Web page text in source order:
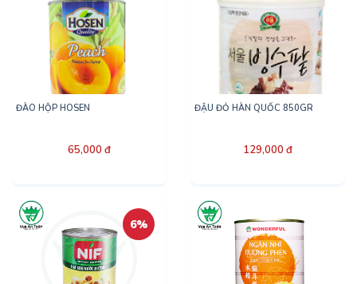
ĐÀO HỘP HOSEN
65,000 đ
ĐẬU ĐỎ HÀN QUỐC 850GR
129,000 đ
6%